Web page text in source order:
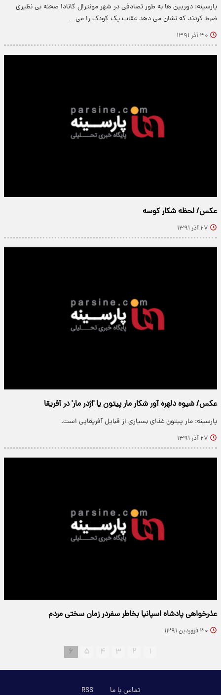
پارسینه: دوربین ها به طور تصادفی در شهر مونترال کانادا صحنه بی نظیری
ضبط کردند که نشان می دهد عقاب یک کودک را می…
۳۰ آذر ۱۳۹۱
عكس/ لحظه شكار كوسه
۲۷ آذر ۱۳۹۱
عکس/ شیوه دلهره آور شکار مار پیتون یا 'اژدر مار' در آفریقا
پارسینه: مار پیتون غذای بسیاری از قبایل آفریقایی است.
۲۷ آذر ۱۳۹۱
عذرخواهی پادشاه اسپانیا بخاطر سفردر زمان سختی مردم
۳۰ فروردین ۱۳۹۱
۱ ۲ ۳ ۴ ۵ ۶
تماس با ما RSS